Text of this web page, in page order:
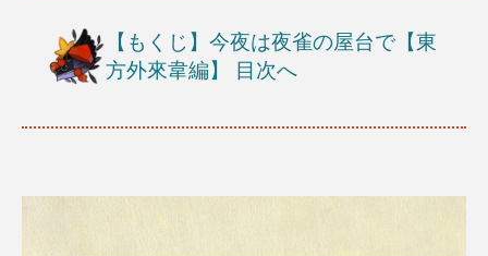
【もくじ】今夜は夜雀の屋台で【東
方外來韋編】
目次へ